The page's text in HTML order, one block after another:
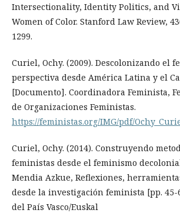
Intersectionality, Identity Politics, and
Women of Color. Stanford Law Review,
1299.
Curiel, Ochy. (2009). Descolonizando el
perspectiva desde América Latina y el
[Documento]. Coordinadora Feminista,
de Organizaciones Feministas.
https://feministas.org/IMG/pdf/
Curiel, Ochy. (2014). Construyendo
feministas desde el feminismo
Mendia Azkue, Reflexiones,
desde la investigación feminista [pp.
del País Vasco/Euskal